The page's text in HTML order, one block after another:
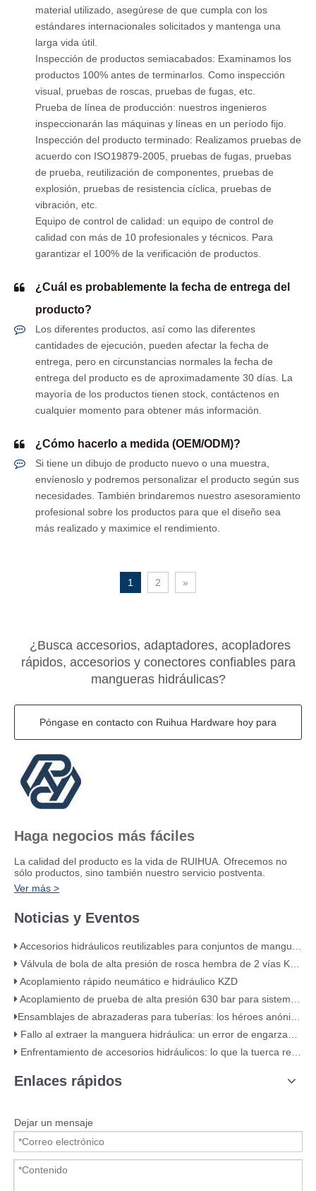
material utilizado, asegúrese de que cumpla con los
estándares internacionales solicitados y mantenga una
larga vida útil.
Inspección de productos semiacabados: Examinamos los
productos 100% antes de terminarlos. Como inspección
visual, pruebas de roscas, pruebas de fugas, etc.
Prueba de línea de producción: nuestros ingenieros
inspeccionarán las máquinas y líneas en un período fijo.
Inspección del producto terminado: Realizamos pruebas de
acuerdo con ISO19879-2005, pruebas de fugas, pruebas
de prueba, reutilización de componentes, pruebas de
explosión, pruebas de resistencia cíclica, pruebas de
vibración, etc.
Equipo de control de calidad: un equipo de control de
calidad con más de 10 profesionales y técnicos. Para
garantizar el 100% de la verificación de productos.
¿Cuál es probablemente la fecha de entrega del
producto?
Los diferentes productos, así como las diferentes
cantidades de ejecución, pueden afectar la fecha de
entrega, pero en circunstancias normales la fecha de
entrega del producto es de aproximadamente 30 días. La
mayoría de los productos tienen stock, contáctenos en
cualquier momento para obtener más información.
¿Cómo hacerlo a medida (OEM/ODM)?
Si tiene un dibujo de producto nuevo o una muestra,
envíenoslo y podremos personalizar el producto según sus
necesidades. También brindaremos nuestro asesoramiento
profesional sobre los productos para que el diseño sea
más realizado y maximice el rendimiento.
1 2 »
¿Busca accesorios, adaptadores, acopladores
rápidos, accesorios y conectores confiables para
mangueras hidráulicas?
Póngase en contacto con Ruihua Hardware hoy para
Haga negocios más fáciles
La calidad del producto es la vida de RUIHUA. Ofrecemos no
sólo productos, sino también nuestro servicio postventa.
Ver más >
Noticias y Eventos
Accesorios hidráulicos reutilizables para conjuntos de mangueras de alta presión
Válvula de bola de alta presión de rosca hembra de 2 vías KHB de acero al carbono – KHB-G3/4
Acoplamiento rápido neumático e hidráulico KZD
Acoplamiento de prueba de alta presión 630 bar para sistemas hidráulicos
​Ensamblajes de abrazaderas para tuberías: los héroes anónimos de su sistema de tuberías​
Fallo al extraer la manguera hidráulica: un error de engarzado clásico (con evidencia visual)
Enfrentamiento de accesorios hidráulicos: lo que la tuerca revela sobre la calidad
Enlaces rápidos
Dejar un mensaje